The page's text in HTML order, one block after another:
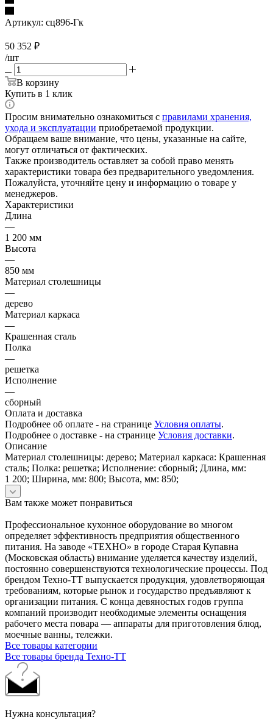
Артикул: сц896-Гк
50 352 ₽
/шт
В корзину
Купить в 1 клик
Просим внимательно ознакомиться с правилами хранения,
ухода и эксплуатации приобретаемой продукции.
Обращаем ваше внимание, что цены, указанные на сайте,
могут отличаться от фактических.
Также производитель оставляет за собой право менять
характеристики товара без предварительного уведомления.
Пожалуйста, уточняйте цену и информацию о товаре у
менеджеров.
Характеристики
Длина
—
1 200 мм
Высота
—
850 мм
Материал столешницы
—
дерево
Материал каркаса
—
Крашенная сталь
Полка
—
решетка
Исполнение
—
сборный
Оплата и доставка
Подробнее об оплате - на странице Условия оплаты.
Подробнее о доставке - на странице Условия доставки.
Описание
Материал столешницы: дерево; Материал каркаса: Крашенная
сталь; Полка: решетка; Исполнение: сборный; Длина, мм:
1 200; Ширина, мм: 800; Высота, мм: 850;
Вам также может понравиться
Профессиональное кухонное оборудование во многом
определяет эффективность предприятия общественного
питания. На заводе «ТЕХНО» в городе Старая Купавна
(Московская область) внимание уделяется качеству изделий,
постоянно совершенствуются технологические процессы. Под
брендом Техно-ТТ выпускается продукция, удовлетворяющая
требованиям, которые рынок и государство предъявляют к
организации питания. С конца девяностых годов группа
компаний производит необходимые элементы оснащения
рабочего места повара — аппараты для приготовления блюд,
моечные ванны, тележки.
Все товары категории
Все товары бренда Техно-ТТ
Нужна консультация?